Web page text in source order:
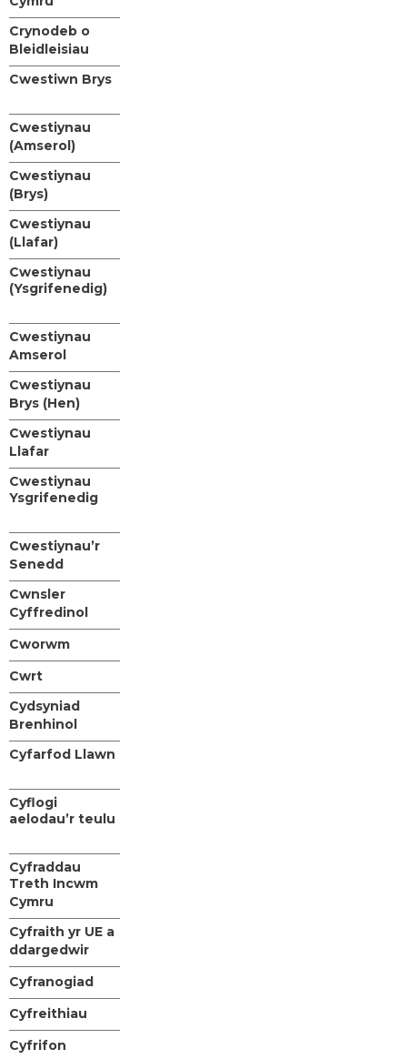
Crynodeb o
Bleidleisiau
Cwestiwn Brys
Cwestiynau
(Amserol)
Cwestiynau
(Brys)
Cwestiynau
(Llafar)
Cwestiynau
(Ysgrifenedig)
Cwestiynau
Amserol
Cwestiynau
Brys (Hen)
Cwestiynau
Llafar
Cwestiynau
Ysgrifenedig
Cwestiynau’r
Senedd
Cwnsler
Cyffredinol
Cworwm
Cwrt
Cydsyniad
Brenhinol
Cyfarfod Llawn
Cyflogi
aelodau’r teulu
Cyfraddau
Treth Incwm
Cymru
Cyfraith yr UE a
ddargedwir
Cyfranogiad
Cyfreithiau
Cyfrifon